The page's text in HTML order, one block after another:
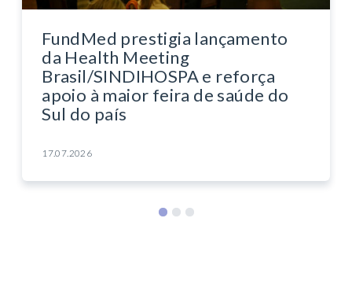
FundMed prestigia lançamento
da Health Meeting
Brasil/SINDIHOSPA e reforça
apoio à maior feira de saúde do
Sul do país
17.07.2026